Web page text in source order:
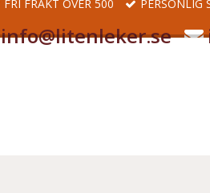
FRI FRAKT ÖVER 500 PERSONLIG
info@litenleker.se